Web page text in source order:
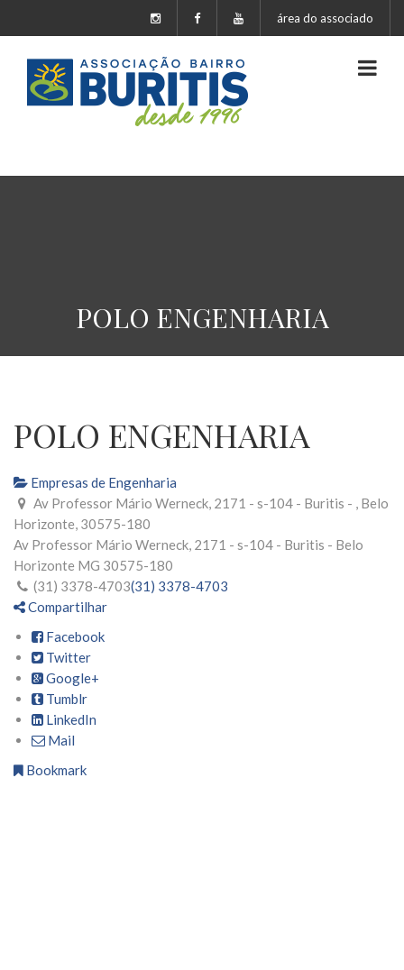
área do associado
POLO ENGENHARIA
POLO ENGENHARIA
Empresas de Engenharia
Av Professor Mário Werneck, 2171 - s-104 - Buritis - , Belo
Horizonte, 30575-180
Av Professor Mário Werneck, 2171 - s-104 - Buritis - Belo
Horizonte MG 30575-180
(31) 3378-4703(31) 3378-4703
Compartilhar
Facebook
Twitter
Google+
Tumblr
LinkedIn
Mail
Bookmark